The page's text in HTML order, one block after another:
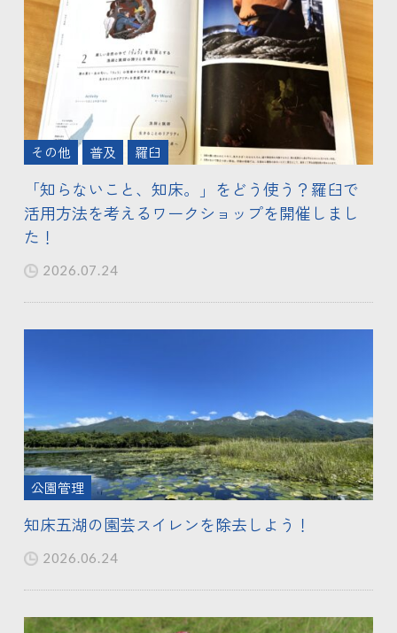
その他 普及 羅臼
「知らないこと、知床。」をどう使う？羅臼で
活用方法を考えるワークショップを開催しまし
た！
2026.07.24
公園管理
知床五湖の園芸スイレンを除去しよう！
2026.06.24